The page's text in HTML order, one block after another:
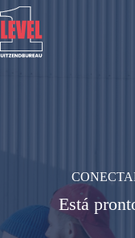
para
o
conteúdo
Está